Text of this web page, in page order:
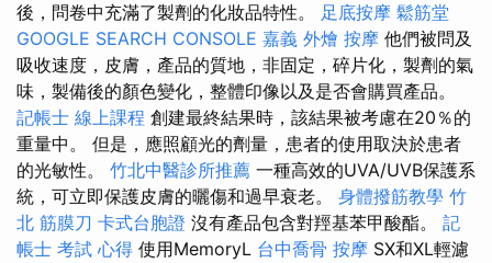
後，問卷中充滿了製劑的化妝品特性。 足底按摩 鬆筋堂
GOOGLE SEARCH CONSOLE 嘉義 外燴 按摩 他們被問及
吸收速度，皮膚，產品的質地，非固定，碎片化，製劑的氣
味，製備後的顏色變化，整體印像以及是否會購買產品。
記帳士 線上課程 創建最終結果時，該結果被考慮在20％的
重量中。 但是，應照顧光的劑量，患者的使用取決於患者
的光敏性。 竹北中醫診所推薦 一種高效的UVA/UVB保護系
統，可立即保護皮膚的曬傷和過早衰老。 身體撥筋教學 竹
北 筋膜刀 卡式台胞證 沒有產品包含對羥基苯甲酸酯。 記
帳士 考試 心得 使用MemoryL 台中喬骨 按摩 SX和XL輕濾